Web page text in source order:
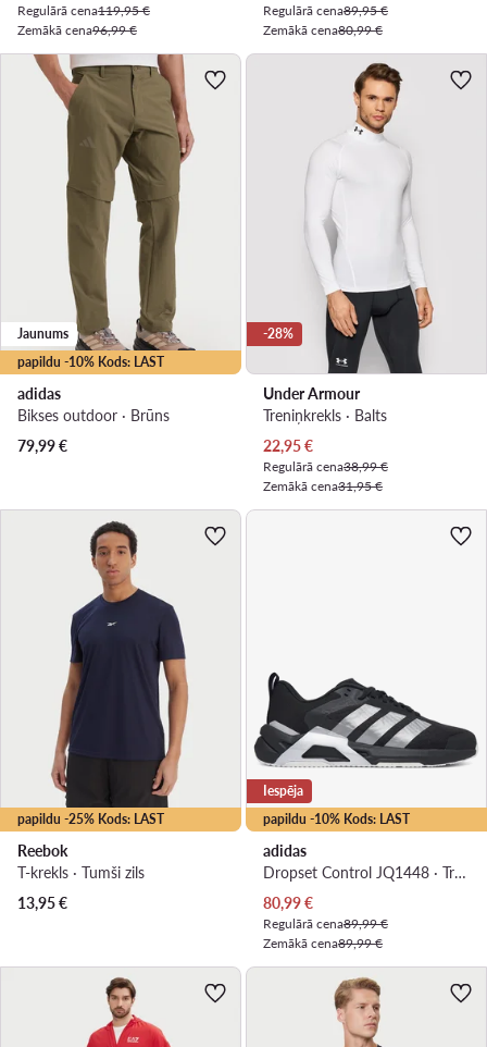
Regulārā cena119,95 €
Zemākā cena96,99 €
Regulārā cena89,95 €
Zemākā cena80,99 €
papildu -10% Kods: LAST
Jaunums
adidas
Bikses outdoor · Brūns
79,99€
-28%
Under Armour
Treniņkrekls · Balts
Pašreizējā cena
22,95€
Regulārā cena38,99 €
Zemākā cena31,95 €
papildu -25% Kods: LAST
Reebok
T-krekls · Tumši zils
13,95€
papildu -10% Kods: LAST
Iespēja
adidas
Dropset Control JQ1448 · Trenažieru zāles apavi
Pašreizējā cena
80,99€
Regulārā cena89,99 €
Zemākā cena89,99 €